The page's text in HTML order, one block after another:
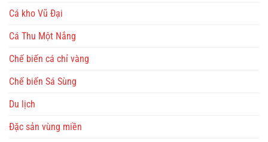
Cá kho Vũ Đại
Cá Thu Một Nắng
Chế biến cá chỉ vàng
Chế biến Sá Sùng
Du lịch
Đặc sản vùng miền